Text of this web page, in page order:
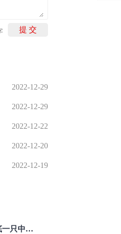
提 交
2022-12-29
2022-12-29
2022-12-22
2022-12-20
2022-12-19
重磅利好刺激叠加估值修复预期 主力逆势抄底一只中药龙头股